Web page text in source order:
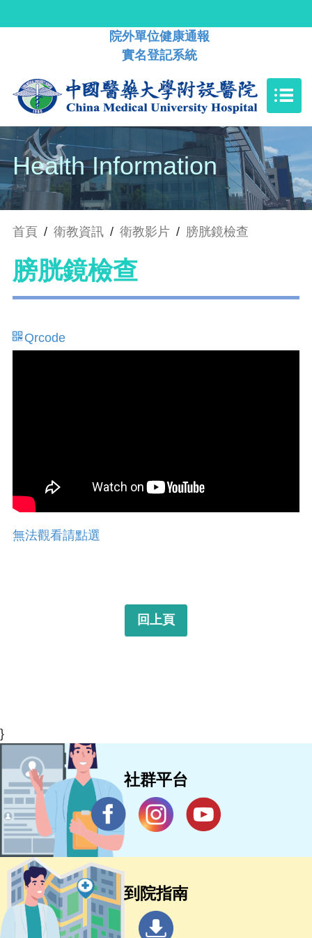
院外單位健康通報
實名登記系統
Health Information
首頁 / 衛教資訊 / 衛教影片 / 膀胱鏡檢查
膀胱鏡檢查
Qrcode
無法觀看請點選
回上頁
}
社群平台
到院指南